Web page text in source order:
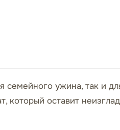
ужина, так и
оставит